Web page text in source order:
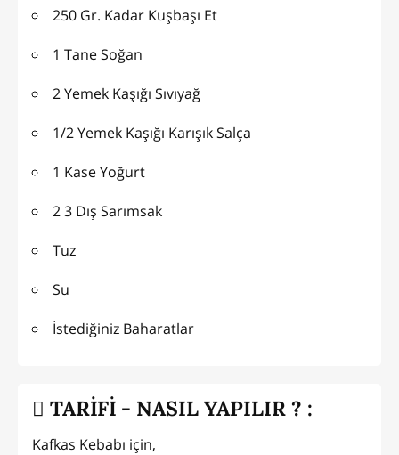
250 Gr. Kadar Kuşbaşı Et
1 Tane Soğan
2 Yemek Kaşığı Sıvıyağ
1/2 Yemek Kaşığı Karışık Salça
1 Kase Yoğurt
2 3 Dış Sarımsak
Tuz
Su
İstediğiniz Baharatlar
TARİFİ - NASIL YAPILIR ? :
Kafkas Kebabı için,